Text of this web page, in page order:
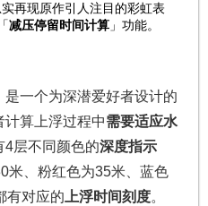
再现原作引人注目的彩虹表
减压停留时间计算」功能。
是一个为深潜爱好者设计的
算上浮过程中需要适应水
层不同颜色的深度指示
米、粉红色为35米、蓝色
有对应的 上浮时间刻度。